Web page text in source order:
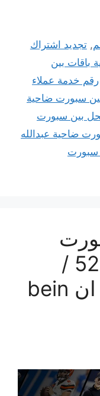
,تجديد اشتراك
باقات بين
رقم خدمة عملاء
سبورت ضاحية
بين سبورت
ضاحية عبدالله
سبورت
النزهة / 52520080 /
تجديد اشتراك بي ان bein